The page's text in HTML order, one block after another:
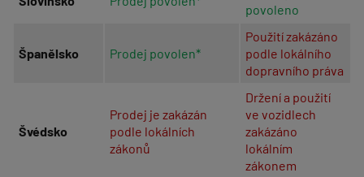
povoleno
Španělsko Prodej povolen*
Použití zakázáno
podle lokálního
dopravního práva
Švédsko
Prodej je zakázán
podle lokálních
zákonů
Držení a použití
ve vozidlech
zakázáno
lokálním
zákonem